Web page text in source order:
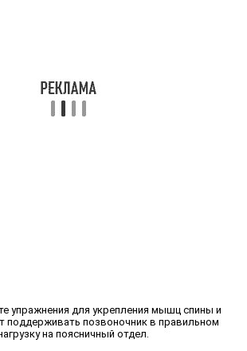
упражнения для укрепления мышц спины и
поддерживать позвоночник в правильном
на поясничный отдел.